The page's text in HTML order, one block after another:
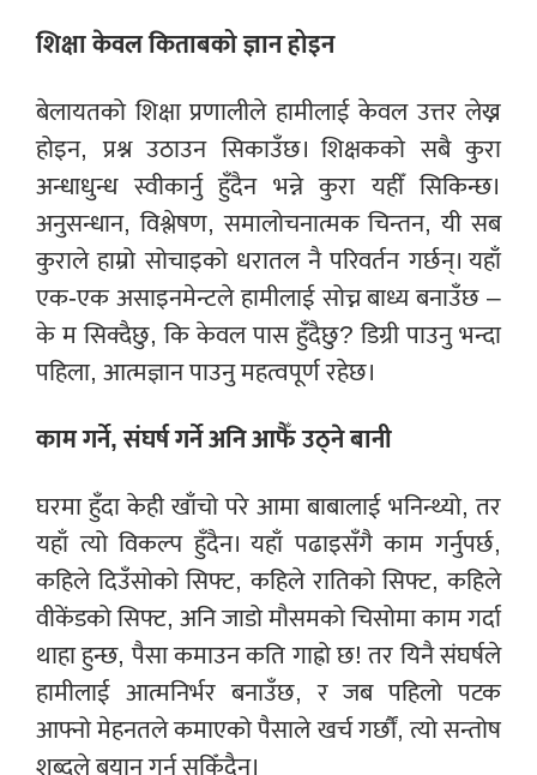
शिक्षा केवल किताबको ज्ञान होइन
बेलायतको शिक्षा प्रणालीले हामीलाई केवल उत्तर लेख्न
होइन, प्रश्न उठाउन सिकाउँछ। शिक्षकको सबै कुरा
अन्धाधुन्ध स्वीकार्नु हुँदैन भन्ने कुरा यहीँ सिकिन्छ।
अनुसन्धान, विश्लेषण, समालोचनात्मक चिन्तन, यी सब
कुराले हाम्रो सोचाइको धरातल नै परिवर्तन गर्छन्। यहाँ
एक-एक असाइनमेन्टले हामीलाई सोच्न बाध्य बनाउँछ –
के म सिक्दैछु, कि केवल पास हुँदैछु? डिग्री पाउनु भन्दा
पहिला, आत्मज्ञान पाउनु महत्वपूर्ण रहेछ।
काम गर्ने, संघर्ष गर्ने अनि आफैँ उठ्ने बानी
घरमा हुँदा केही खाँचो परे आमा बाबालाई भनिन्थ्यो, तर
यहाँ त्यो विकल्प हुँदैन। यहाँ पढाइसँगै काम गर्नुपर्छ,
कहिले दिउँसोको सिफ्ट, कहिले रातिको सिफ्ट, कहिले
वीकेंडको सिफ्ट, अनि जाडो मौसमको चिसोमा काम गर्दा
थाहा हुन्छ, पैसा कमाउन कति गाह्रो छ! तर यिनै संघर्षले
हामीलाई आत्मनिर्भर बनाउँछ, र जब पहिलो पटक
आफ्नो मेहनतले कमाएको पैसाले खर्च गर्छौं, त्यो सन्तोष